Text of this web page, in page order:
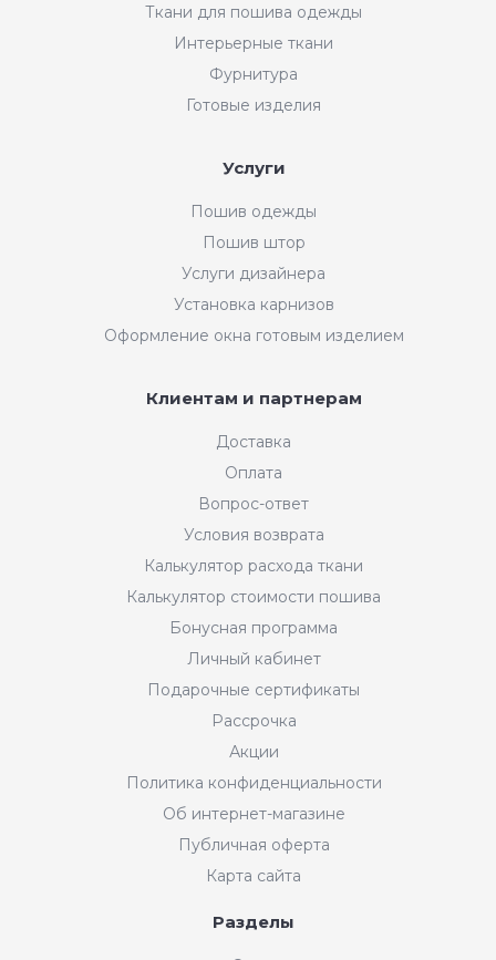
Ткани для пошива одежды
Интерьерные ткани
Фурнитура
Готовые изделия
Услуги
Пошив одежды
Пошив штор
Услуги дизайнера
Установка карнизов
Оформление окна готовым изделием
Клиентам и партнерам
Доставка
Оплата
Вопрос-ответ
Условия возврата
Калькулятор расхода ткани
Калькулятор стоимости пошива
Бонусная программа
Личный кабинет
Подарочные сертификаты
Рассрочка
Акции
Политика конфиденциальности
Об интернет-магазине
Публичная оферта
Карта сайта
Разделы